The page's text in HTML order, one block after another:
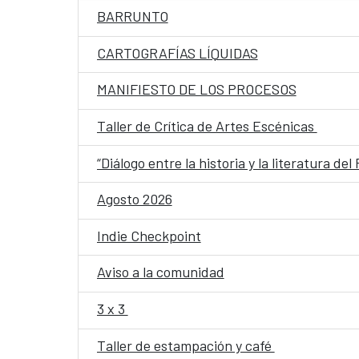
BARRUNTO
CARTOGRAFÍAS LÍQUIDAS
MANIFIESTO DE LOS PROCESOS
Taller de Crítica de Artes Escénicas
“Diálogo entre la historia y la literatura
Agosto 2026
Indie Checkpoint
Aviso a la comunidad
3 x 3
Taller de estampación y café